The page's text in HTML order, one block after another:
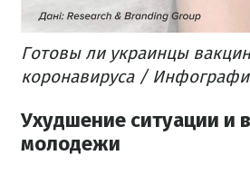
Готовы ли украинцы
коронавируса /
Ухудшение ситуации и
молодежи